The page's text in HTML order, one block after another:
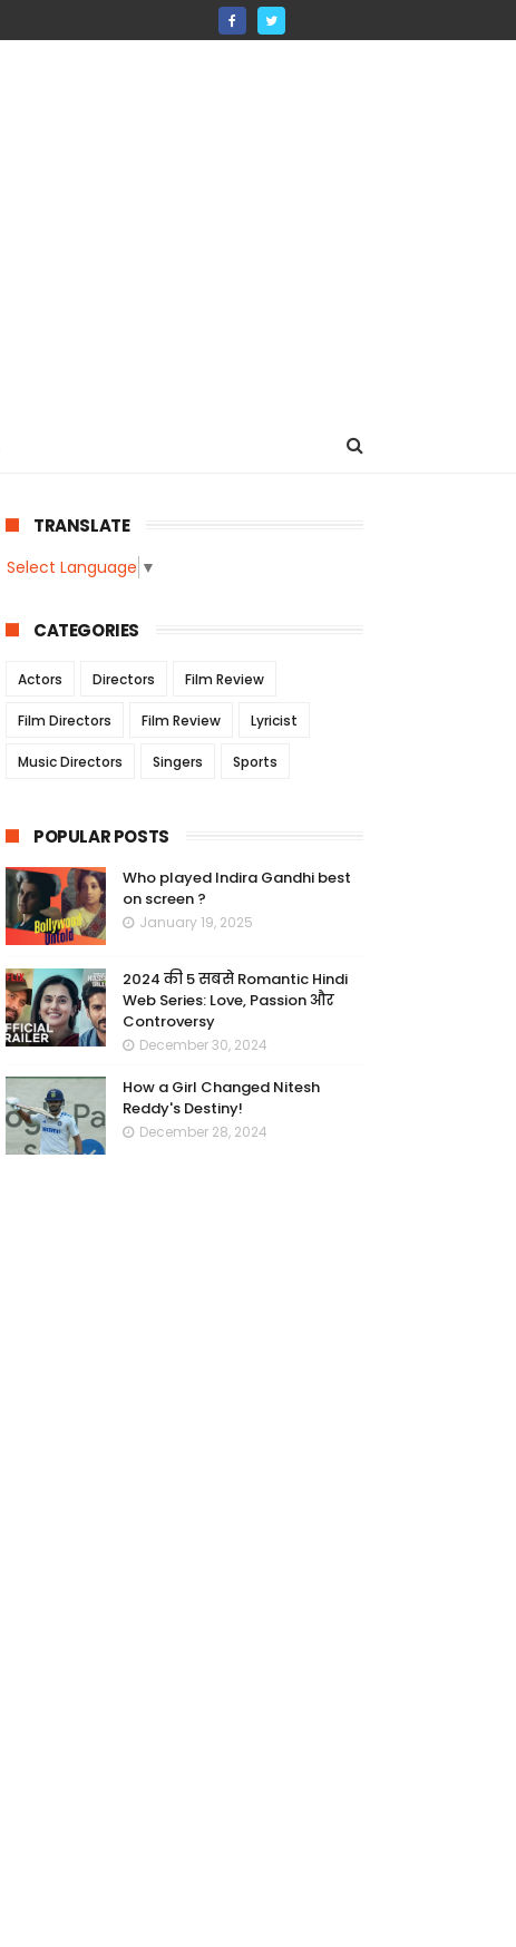
TRANSLATE
Select Language ▼
CATEGORIES
Actors Directors Film Review
Film Directors Film Review Lyricist
Music Directors Singers Sports
POPULAR POSTS
Who played Indira Gandhi best
on screen ?
January 19, 2025
2024 की 5 सबसे Romantic Hindi
Web Series: Love, Passion और
Controversy
December 30, 2024
How a Girl Changed Nitesh
Reddy's Destiny!
December 28, 2024